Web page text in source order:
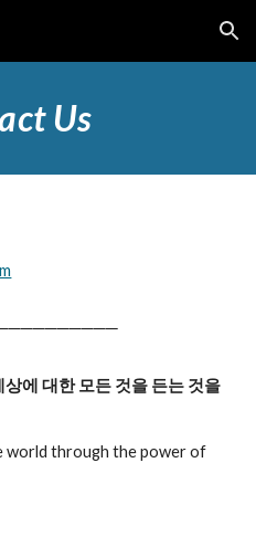
Skip to navigation
Us
에 대한 모든 것을 든는 것을
world through the power of